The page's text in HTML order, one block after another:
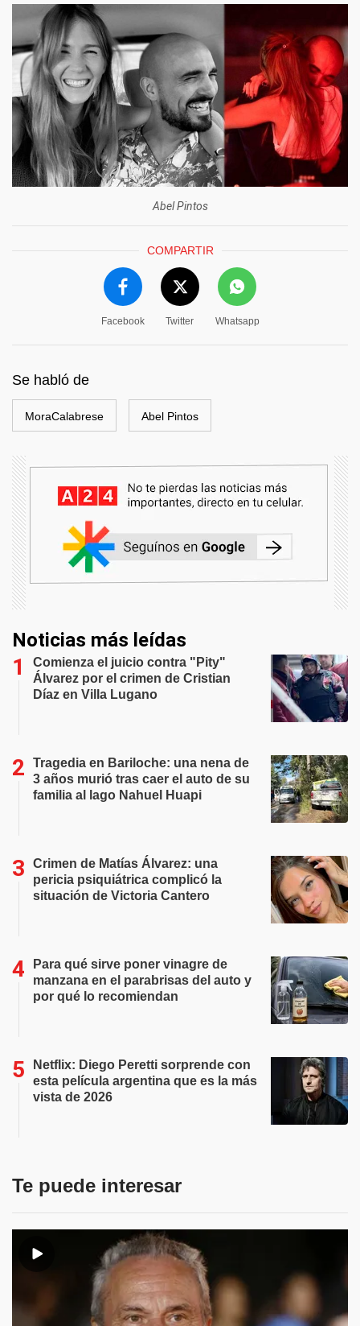
Abel Pintos
COMPARTIR
Facebook Twitter Whatsapp
Se habló de
MoraCalabrese Abel Pintos
Noticias más leídas
Comienza el juicio contra "Pity"
Álvarez por el crimen de Cristian
Díaz en Villa Lugano
Tragedia en Bariloche: una nena de
3 años murió tras caer el auto de su
familia al lago Nahuel Huapi
Crimen de Matías Álvarez: una
pericia psiquiátrica complicó la
situación de Victoria Cantero
Para qué sirve poner vinagre de
manzana en el parabrisas del auto y
por qué lo recomiendan
Netflix: Diego Peretti sorprende con
esta película argentina que es la más
vista de 2026
Te puede interesar